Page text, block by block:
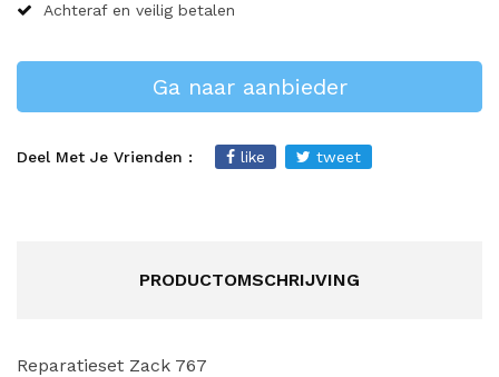
Achteraf en veilig betalen
Ga naar aanbieder
Deel Met Je Vrienden : like tweet
PRODUCTOMSCHRIJVING
Reparatieset Zack 767